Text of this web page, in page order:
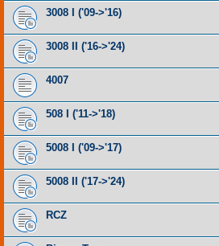
3008 I ('09->'16)
3008 II ('16->'24)
4007
508 I ('11->'18)
5008 I ('09->'17)
5008 II ('17->'24)
RCZ